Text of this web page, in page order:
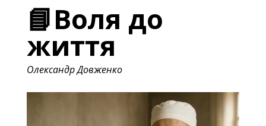
📘Воля до
життя
Олександр Довженко